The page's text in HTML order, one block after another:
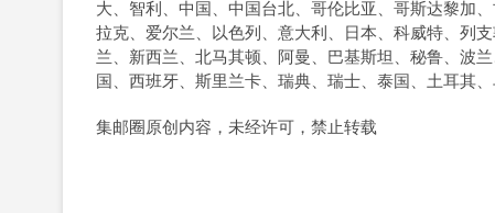
大、智利、中国、中国台北、哥伦比亚、哥斯达黎加
拉克、爱尔兰、以色列、意大利、日本、科威特、列
兰、新西兰、北马其顿、阿曼、巴基斯坦、秘鲁、波
国、西班牙、斯里兰卡、瑞典、瑞士、泰国、土耳其
集邮圈原创内容，未经许可，禁止转载